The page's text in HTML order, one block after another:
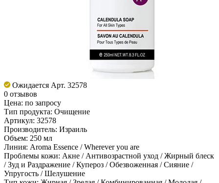
Ожидается Арт. 32578
0 отзывов
Цена: по запросу
Тип продукта: Очищение
Артикул: 32578
Производитель: Израиль
Объем: 250 мл
Линия: Aroma Essence / Wherever you are
Проблемы кожи: Акне / Антивозрастной уход / Жирный блеск
/ Зуд и Раздражение / Купероз / Обезвоженная / Сияние /
Упругость / Шелушение